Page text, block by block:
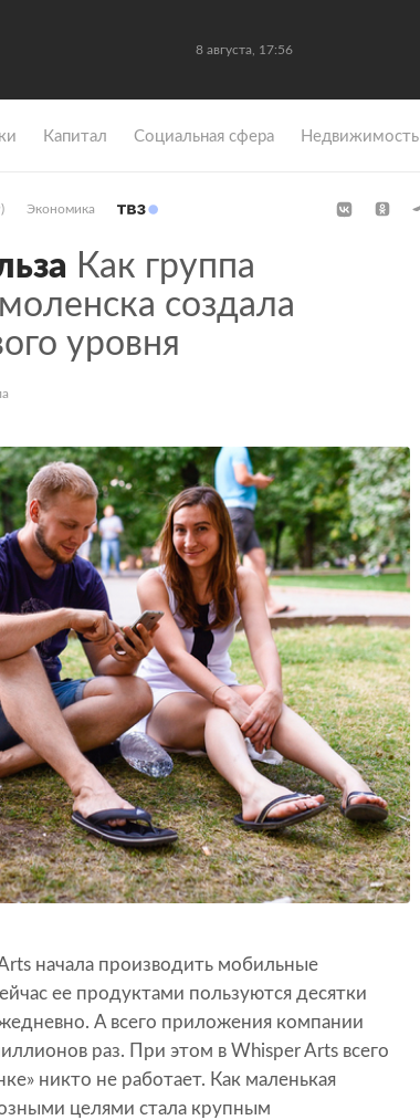
8 августа, 17:56
Капитал Социальная сфера Недвижимость
Экономика
Как группа
создала
уровня
начала производить мобильные
ее продуктами пользуются десятки
А всего приложения компании
раз. При этом в Whisper Arts всего
никто не работает. Как маленькая
целями стала крупным